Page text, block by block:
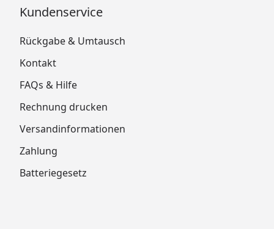
Kundenservice
Rückgabe & Umtausch
Kontakt
FAQs & Hilfe
Rechnung drucken
Versandinformationen
Zahlung
Batteriegesetz